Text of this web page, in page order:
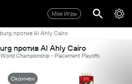
Мои Игры
против Al Ahly Cairo
против Al Ahly Cairo
Championship - Placement Playoffs
Oкончен